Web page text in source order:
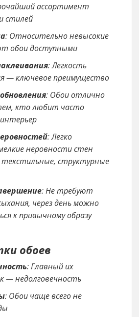
ассортимент
стилей
: Относительно невысокие
обои доступными
: Легкость
— ключевое преимущество
: Обои отлично
кто любит часто
: Легко
неровности стен
структурные
: Не требуют
через день можно
к привычному образу
обоев
: Главный их
— недолговечность
: Обои чаще всего не